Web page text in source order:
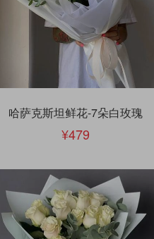
哈萨克斯坦鲜花-7朵白玫瑰
479